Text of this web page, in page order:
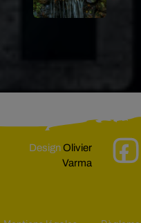
DesignOlivier
Varma